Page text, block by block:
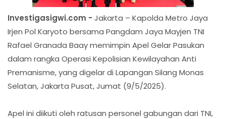
Investigasigwi.com - Jakarta – Kapolda Metro Jaya
Irjen Pol Karyoto bersama Pangdam Jaya Mayjen TNI
Rafael Granada Baay memimpin Apel Gelar Pasukan
dalam rangka Operasi Kepolisian Kewilayahan Anti
Premanisme, yang digelar di Lapangan Silang Monas
Selatan, Jakarta Pusat, Jumat (9/5/2025).
Apel ini diikuti oleh ratusan personel gabungan dari TNI,